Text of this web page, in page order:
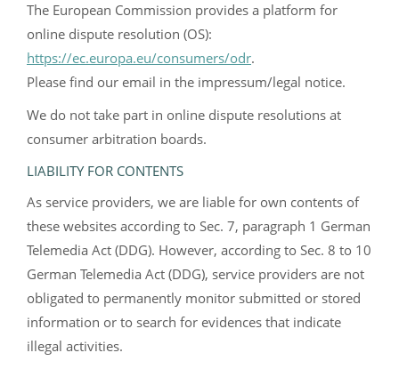
The European Commission provides a platform for
online dispute resolution (OS):
https://ec.europa.eu/consumers/odr.
Please find our email in the impressum/legal notice.
We do not take part in online dispute resolutions at
consumer arbitration boards.
LIABILITY FOR CONTENTS
As service providers, we are liable for own contents of
these websites according to Sec. 7, paragraph 1 German
Telemedia Act (DDG). However, according to Sec. 8 to 10
German Telemedia Act (DDG), service providers are not
obligated to permanently monitor submitted or stored
information or to search for evidences that indicate
illegal activities.